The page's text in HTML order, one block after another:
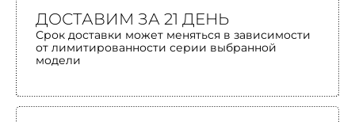
ДОСТАВИМ ЗА 21 ДЕНЬ
Срок доставки может меняться в зависимости
от лимитированности серии выбранной
модели